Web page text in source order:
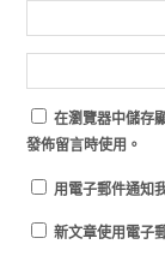
在瀏覽器中儲存
發佈留言時使用。
用電子郵件通知
新文章使用電子